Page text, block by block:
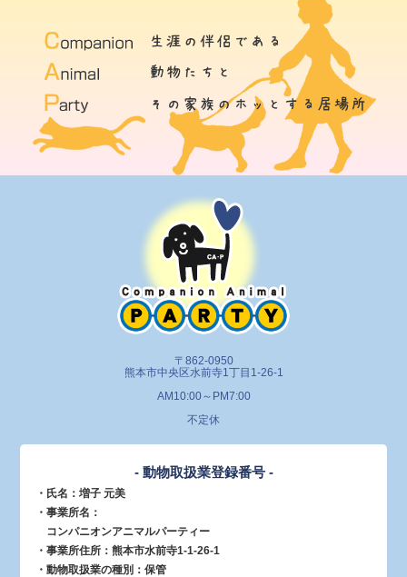
〒862-0950
熊本市中央区水前寺1丁目1-26-1
AM10:00～PM7:00
不定休
- 動物取扱業登録番号 -
・氏名：増子 元美
・事業所名：
コンパニオンアニマルパーティー
・事業所住所：熊本市水前寺1-1-26-1
・動物取扱業の種別：保管